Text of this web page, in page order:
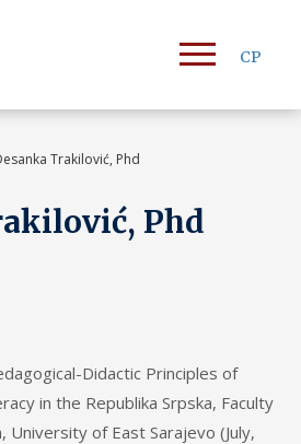
СР
Trakilović, Phd
Phd
Didactic Principles of
in the Republika Srpska, Faculty
University of East Sarajevo (July,